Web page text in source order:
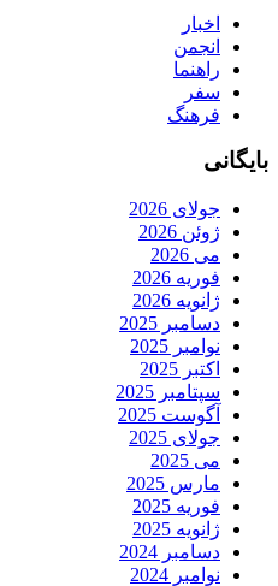
اخبار
انجمن
راهنما
سفر
فرهنگ
بایگانی
جولای 2026
ژوئن 2026
می 2026
فوریه 2026
ژانویه 2026
دسامبر 2025
نوامبر 2025
اکتبر 2025
سپتامبر 2025
آگوست 2025
جولای 2025
می 2025
مارس 2025
فوریه 2025
ژانویه 2025
دسامبر 2024
نوامبر 2024